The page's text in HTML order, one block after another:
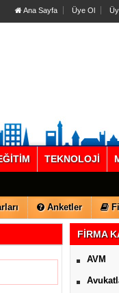
Ana Sayfa Üye Ol
TEKNOLOJİ
Anketler
FİRMA
AVM